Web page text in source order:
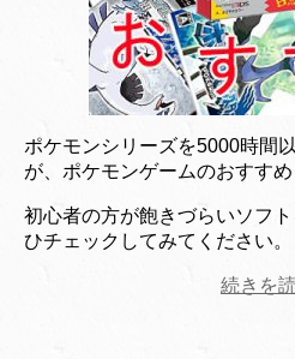
ポケモンシリーズを5000時間
が、ポケモンゲームのおすすめ
初心者の方が飽きづらいソフ
ひチェックしてみてください。
続きを